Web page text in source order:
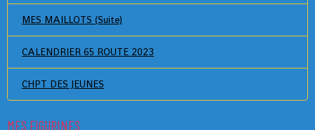
MES MAILLOTS (Suite)
CALENDRIER 65 ROUTE 2023
CHPT DES JEUNES
MES FIGURINES